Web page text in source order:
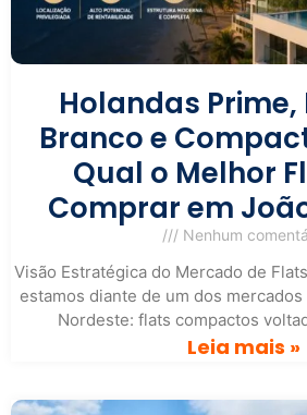
Holandas Prime,
Branco e
Qual o Melhor
Comprar em
Nenhum
Visão Estratégica do Mercado de
estamos diante de um dos
Nordeste: flats compactos
Leia mais »